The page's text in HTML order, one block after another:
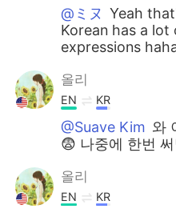
@ミヌ Yeah
Korean has a
expressions
올리
EN KR
@Suave Kim 와
😨 나중에 한번
올리
EN KR